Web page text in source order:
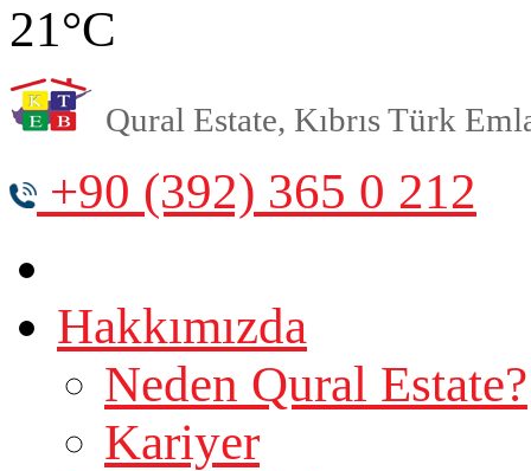
21°C
Qural Estate, Kıbrıs Türk
+90 (392) 365 0 212
Hakkımızda
Neden Qural Estate?
Kariyer